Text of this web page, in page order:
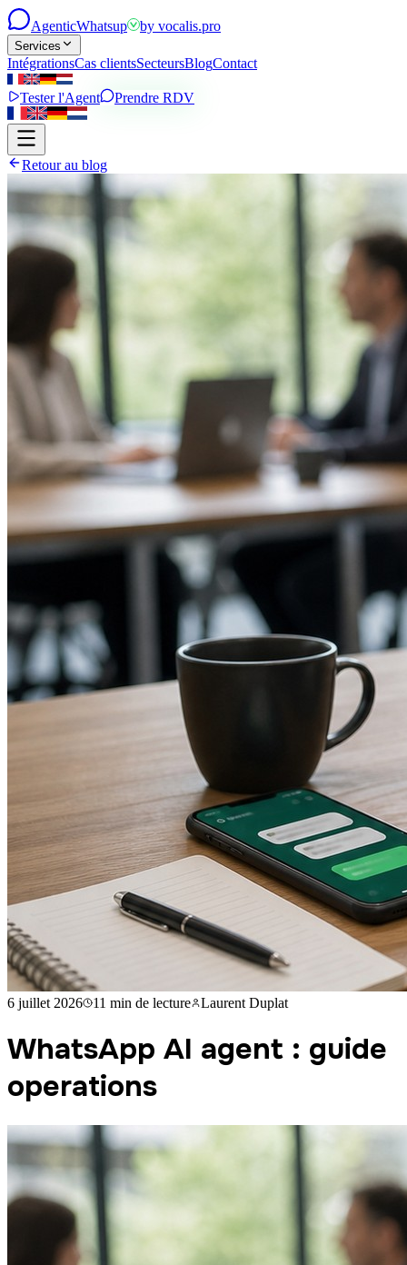
AgenticWhatsup by vocalis.pro
Services
IntégrationsCas clientsSecteursBlogContact
Tester l'Agent Prendre RDV
Retour au blog
6 juillet 2026 11 min de lecture Laurent Duplat
WhatsApp AI agent : guide
operations